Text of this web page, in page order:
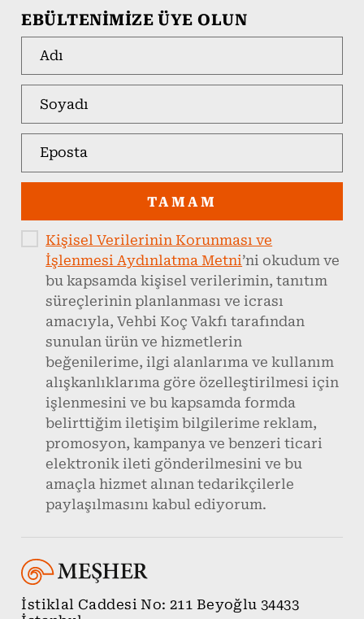
EBÜLTENİMİZE ÜYE OLUN
TAMAM
Kişisel Verilerinin Korunması ve
İşlenmesi Aydınlatma Metni’ni okudum ve
bu kapsamda kişisel verilerimin, tanıtım
süreçlerinin planlanması ve icrası
amacıyla, Vehbi Koç Vakfı tarafından
sunulan ürün ve hizmetlerin
beğenilerime, ilgi alanlarıma ve kullanım
alışkanlıklarıma göre özelleştirilmesi için
işlenmesini ve bu kapsamda formda
belirttiğim iletişim bilgilerime reklam,
promosyon, kampanya ve benzeri ticari
elektronik ileti gönderilmesini ve bu
amaçla hizmet alınan tedarikçilerle
paylaşılmasını kabul ediyorum.
İstiklal Caddesi No: 211 Beyoğlu 34433